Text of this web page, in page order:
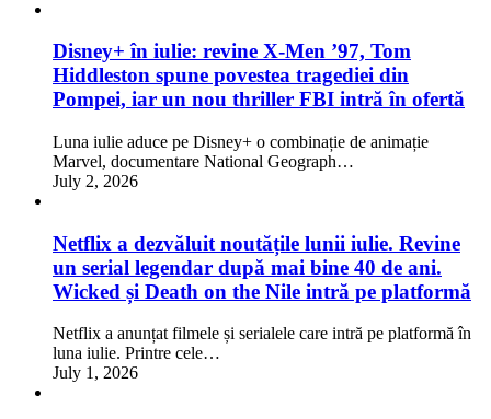
Disney+ în iulie: revine X-Men ’97, Tom
Hiddleston spune povestea tragediei din
Pompei, iar un nou thriller FBI intră în ofertă
Luna iulie aduce pe Disney+ o combinație de animație
Marvel, documentare National Geograph…
July 2, 2026
Netflix a dezvăluit noutățile lunii iulie. Revine
un serial legendar după mai bine 40 de ani.
Wicked și Death on the Nile intră pe platformă
Netflix a anunțat filmele și serialele care intră pe platformă în
luna iulie. Printre cele…
July 1, 2026